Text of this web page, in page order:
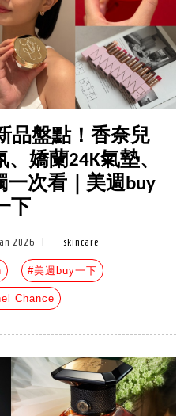
品盤點！香奈兒
、嬌蘭24K氣墊、
一次看｜美週buy
下
2026 skincare
#美週buy一下
Chance